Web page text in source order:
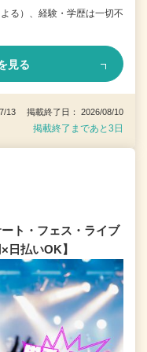
る）、経験・学歴は一切不
見る
13 掲載終了日： 2026/08/10
掲載終了まであと3日
ト・フェス・ライブ
日払いOK】